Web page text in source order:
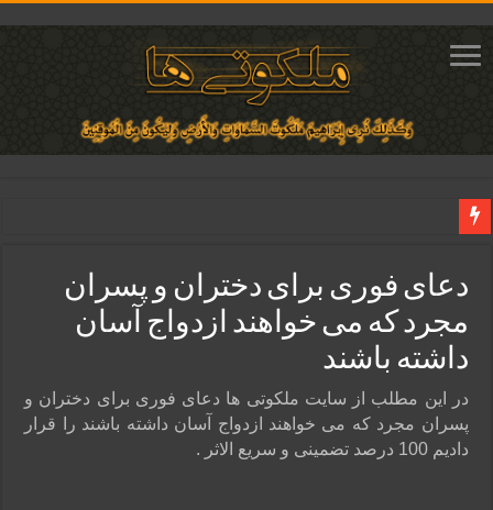
دعای ایجاد عشق و محبت آتشین در قلب معشوق | متن دعا، روش خواندن
ختم آیات ۲ و ۳ سوره طلاق برای افزایش رزق و روزی | روش ختم، متن آیات و فضیلت
آیات قرآنی برای استجابت دعا و آسان شدن کارها و برآورده شدن حاجت
قویترین ذکر استجابت دعا و حاجت روایی | ذکر اسماء الحسنی برآورده شدن حاجت
دعای فوری برای دختران و پسران
مجرد که می‌ خواهند ازدواج آسان
داشته باشند
در این مطلب از سایت ملکوتی ها دعای فوری برای دختران و
پسران مجرد که می‌ خواهند ازدواج آسان داشته باشند را قرار
دادیم 100 درصد تضمینی و سریع الاثر .